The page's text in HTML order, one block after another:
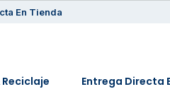
En Tienda
Reciclaje Entrega Directa